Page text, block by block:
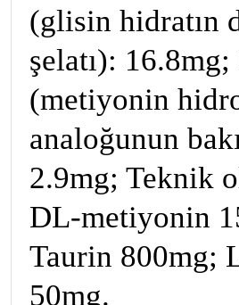
(glisin hidratın
şelatı): 16.8mg;
(metiyonin
analoğunun
2.9mg; Teknik
DL‐metiyonin
Taurin 800mg;
50mg.